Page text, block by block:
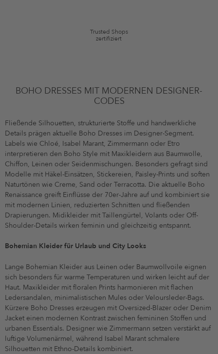
Trusted Shops
zertifiziert
BOHO DRESSES MIT MODERNEN DESIGNER-
CODES
Fließende Silhouetten, strukturierte Stoffe und handwerkliche
Details prägen aktuelle Boho Dresses im Designer-Segment.
Labels wie Chloé, Isabel Marant, Zimmermann oder Etro
interpretieren den Boho Style mit Maxikleidern aus Baumwolle,
Chiffon, Leinen oder Seidenmischungen. Besonders gefragt sind
Modelle mit Häkel-Einsätzen, Stickereien, Paisley-Prints und soften
Naturtönen wie Creme, Sand oder Terracotta. Die aktuelle Boho
Renaissance greift Einflüsse der 70er-Jahre auf und kombiniert sie
mit modernen Linien, reduzierten Schnitten und fließenden
Drapierungen. Midikleider mit Taillengürtel, Volants oder Off-
Shoulder-Details wirken feminin und gleichzeitig entspannt.
Bohemian Kleider für Urlaub und City Looks
Lange Bohemian Kleider aus Leinen oder Baumwollvoile eignen
sich besonders für warme Temperaturen und wirken leicht auf der
Haut. Maxikleider mit floralen Prints harmonieren mit flachen
Ledersandalen, minimalistischen Mules oder Veloursleder-Bags.
Kürzere Boho Dresses erzeugen mit Oversized-Blazer oder Denim
Jacket einen modernen Kontrast zwischen femininen Stoffen und
urbanen Essentials. Designer wie Zimmermann setzen verstärkt auf
luftige Volumenärmel, während Isabel Marant schmalere
Silhouetten mit Ethno-Details kombiniert.